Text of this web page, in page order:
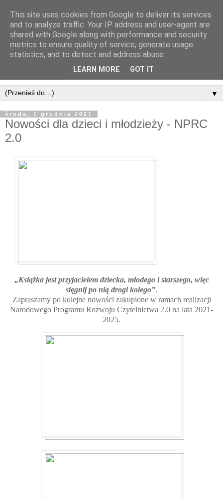
▼
środa, 1 grudnia 2021
Nowości dla dzieci i młodzieży - NPRC
2.0
„Książka jest przyjacielem dziecka, młodego i starszego, więc
sięgnij po nią drogi kolego”.
Zapraszamy po kolejne nowości zakupione w ramach realizacji
Narodowego Programu Rozwoju Czytelnictwa 2.0 na lata 2021-
2025.
This site uses cookies from Google to deliver its services
and to analyze traffic. Your IP address and user-agent are
shared with Google along with performance and security
metrics to ensure quality of service, generate usage
statistics, and to detect and address abuse.
LEARN MORE GOT IT